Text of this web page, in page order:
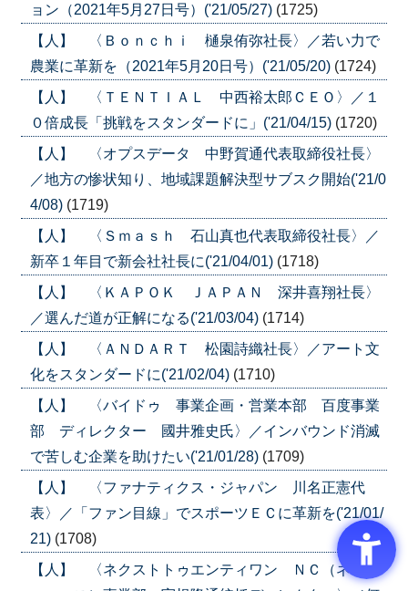
ョン（2021年5月27日号）('21/05/27) (1725)
【人】 〈Ｂｏｎｃｈｉ 樋泉侑弥社長〉／若い力で
農業に革新を（2021年5月20日号）('21/05/20) (1724)
【人】 〈ＴＥＮＴＩＡＬ 中西裕太郎ＣＥＯ〉／１
０倍成長「挑戦をスタンダードに」('21/04/15) (1720)
【人】 〈オプスデータ 中野賀通代表取締役社長〉
／地方の惨状知り、地域課題解決型サブスク開始('21/0
4/08) (1719)
【人】 〈Ｓｍａｓｈ 石山真也代表取締役社長〉／
新卒１年目で新会社社長に('21/04/01) (1718)
【人】 〈ＫＡＰＯＫ ＪＡＰＡＮ 深井喜翔社長〉
／選んだ道が正解になる('21/03/04) (1714)
【人】 〈ＡＮＤＡＲＴ 松園詩織社長〉／アート文
化をスタンダードに('21/02/04) (1710)
【人】 〈バイドゥ 事業企画・営業本部 百度事業
部 ディレクター 國井雅史氏〉／インバウンド消滅
で苦しむ企業を助けたい('21/01/28) (1709)
【人】 〈ファナティクス・ジャパン 川名正憲代
表〉／「ファン目線」でスポーツＥＣに革新を('21/01/
21) (1708)
【人】 〈ネクストトゥエンティワン ＮＣ（ネット